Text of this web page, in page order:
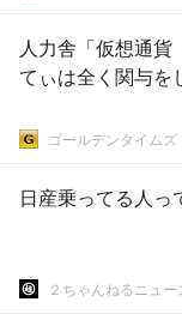
人力舎「仮想通
てぃは全く関与を
ゴールデンタイムズ
２ちゃんねるニュー